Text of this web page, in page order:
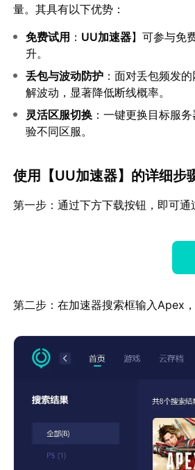
量。其具有以下优势：
免费试用 ： UU加速器】可参与免
升。
丢包与波动防护 ：面对丢包频发
解波动，显著降低断线概率。
灵活区服切换 ：一键更换目标服
验不同区服。
使用【UU加速器】的详细步
第一步：通过下方下载按钮，即可通
第二步：在加速器搜索框输入Apex